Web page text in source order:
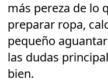
más pereza de lo
preparar ropa,
pequeño
las dudas
bien.